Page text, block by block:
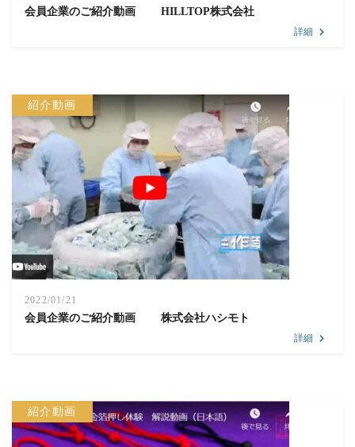
会員企業のご紹介動画 HILLTOP株式会社
詳細
紹介動画
2022/01/21
会員企業のご紹介動画 株式会社ハシモト
詳細
紹介動画